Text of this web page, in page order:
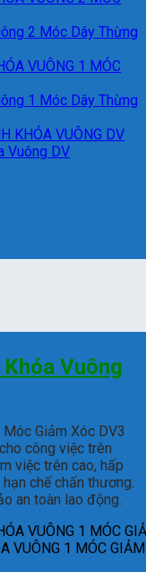
2 Móc Dây Thừng
1 Móc Dây Thừng
Vuông DV
Vuông
Giảm Xóc DV3
công việc trên
việc trên cao, hấp
chế chấn thương.
an toàn lao động.
VUÔNG 1 MÓC